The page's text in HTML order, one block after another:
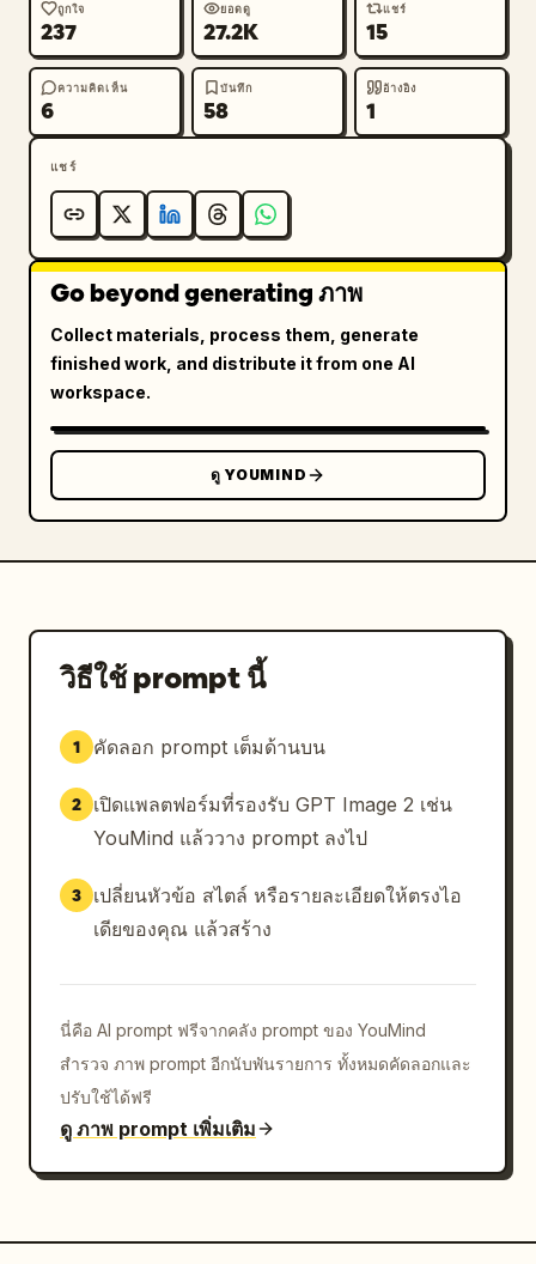
ถูกใจ
237
ยอดดู
27.2K
แชร์
15
ความคิดเห็น
6
บันทึก
58
อ้างอิง
1
แชร์
Go beyond generating ภาพ
Collect materials, process them, generate
finished work, and distribute it from one AI
workspace.
ดู YOUMIND
วิธีใช้ prompt นี้
1 คัดลอก prompt เต็มด้านบน
2
เปิดแพลตฟอร์มที่รองรับ GPT Image 2 เช่น
YouMind แล้ววาง prompt ลงไป
3
เปลี่ยนหัวข้อ สไตล์ หรือรายละเอียดให้ตรงไอ
เดียของคุณ แล้วสร้าง
นี่คือ AI prompt ฟรีจากคลัง prompt ของ YouMind
สำรวจ ภาพ prompt อีกนับพันรายการ ทั้งหมดคัดลอกและ
ปรับใช้ได้ฟรี
ดู ภาพ prompt เพิ่มเติม